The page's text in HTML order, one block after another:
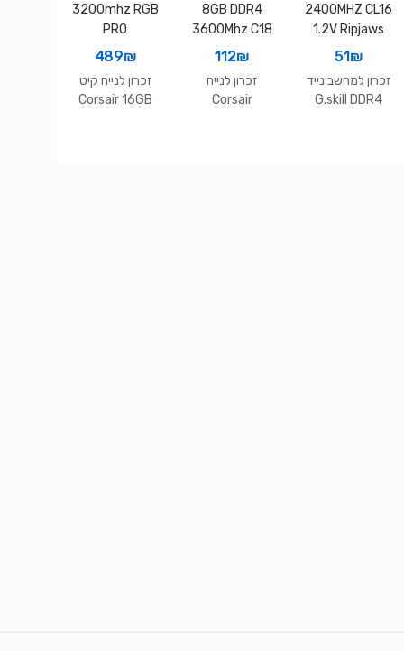
51₪
זכרון למחשב נייד
G.skill DDR4
112₪
זכרון לנייח
Corsair
489₪
זכרון לנייח קיט
Corsair 16GB